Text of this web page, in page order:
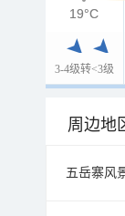
3-4级转<3级
19°C
19°C
周边地
五岳寨风